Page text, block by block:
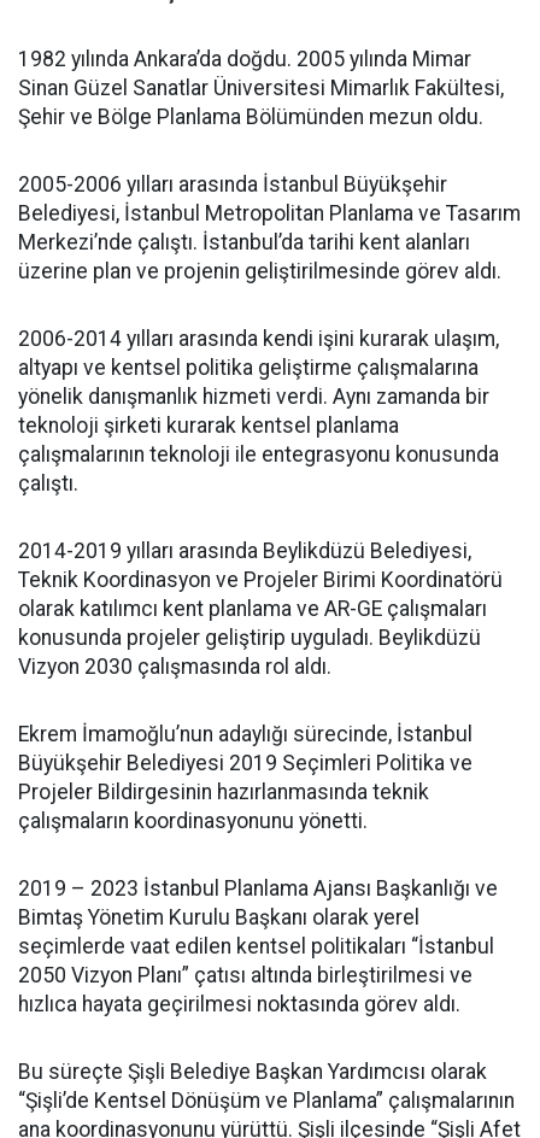
1982 yılında Ankara’da doğdu. 2005 yılında Mimar
Sinan Güzel Sanatlar Üniversitesi Mimarlık Fakültesi,
Şehir ve Bölge Planlama Bölümünden mezun oldu.
2005-2006 yılları arasında İstanbul Büyükşehir
Belediyesi, İstanbul Metropolitan Planlama ve Tasarım
Merkezi’nde çalıştı. İstanbul’da tarihi kent alanları
üzerine plan ve projenin geliştirilmesinde görev aldı.
2006-2014 yılları arasında kendi işini kurarak ulaşım,
altyapı ve kentsel politika geliştirme çalışmalarına
yönelik danışmanlık hizmeti verdi. Aynı zamanda bir
teknoloji şirketi kurarak kentsel planlama
çalışmalarının teknoloji ile entegrasyonu konusunda
çalıştı.
2014-2019 yılları arasında Beylikdüzü Belediyesi,
Teknik Koordinasyon ve Projeler Birimi Koordinatörü
olarak katılımcı kent planlama ve AR-GE çalışmaları
konusunda projeler geliştirip uyguladı. Beylikdüzü
Vizyon 2030 çalışmasında rol aldı.
Ekrem İmamoğlu’nun adaylığı sürecinde, İstanbul
Büyükşehir Belediyesi 2019 Seçimleri Politika ve
Projeler Bildirgesinin hazırlanmasında teknik
çalışmaların koordinasyonunu yönetti.
2019 – 2023 İstanbul Planlama Ajansı Başkanlığı ve
Bimtaş Yönetim Kurulu Başkanı olarak yerel
seçimlerde vaat edilen kentsel politikaları “İstanbul
2050 Vizyon Planı” çatısı altında birleştirilmesi ve
hızlıca hayata geçirilmesi noktasında görev aldı.
Bu süreçte Şişli Belediye Başkan Yardımcısı olarak
“Şişli’de Kentsel Dönüşüm ve Planlama” çalışmalarının
ana koordinasyonunu yürüttü. Şişli ilçesinde “Şişli Afet